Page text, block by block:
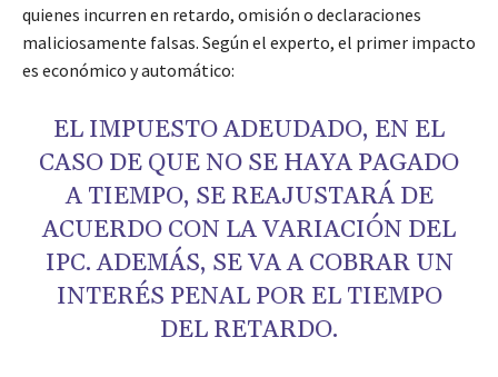
quienes incurren en retardo, omisión o declaraciones
maliciosamente falsas. Según el experto, el primer impacto
es económico y automático:
EL IMPUESTO ADEUDADO, EN EL
CASO DE QUE NO SE HAYA PAGADO
A TIEMPO, SE REAJUSTARÁ DE
ACUERDO CON LA VARIACIÓN DEL
IPC. ADEMÁS, SE VA A COBRAR UN
INTERÉS PENAL POR EL TIEMPO
DEL RETARDO.